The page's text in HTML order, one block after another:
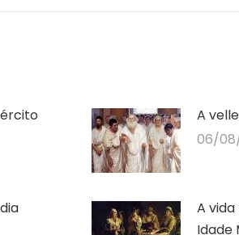
A
06/
A
Idade